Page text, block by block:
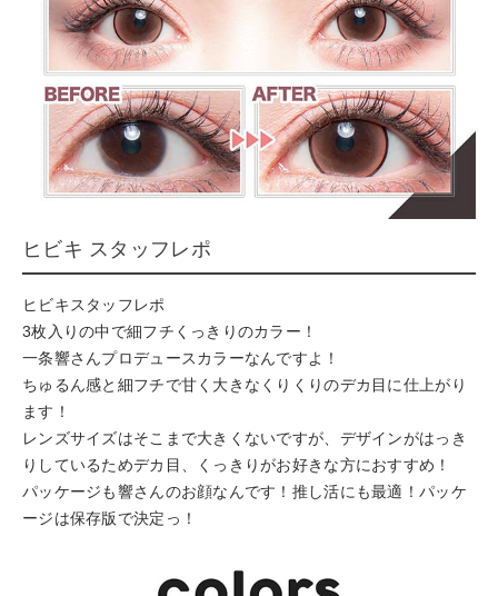
ヒビキ スタッフレポ
ヒビキスタッフレポ
3枚入りの中で細フチくっきりのカラー！
一条響さんプロデュースカラーなんですよ！
ちゅるん感と細フチで甘く大きなくりくりのデカ目に仕上がり
ます！
レンズサイズはそこまで大きくないですが、デザインがはっき
りしているためデカ目、くっきりがお好きな方におすすめ！
パッケージも響さんのお顔なんです！推し活にも最適！パッケ
ージは保存版で決定っ！